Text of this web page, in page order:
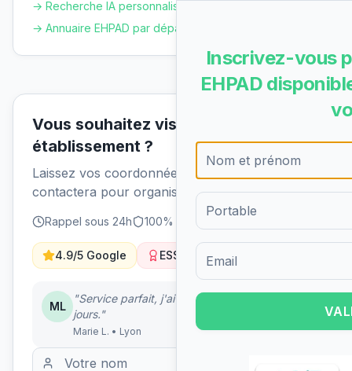
→ Recherche IA personnalisée
→ Annuaire EHPAD par département
Vous souhaitez visiter cet
établissement ?
Laissez vos coordonnées et un conseiller vous
contactera pour organiser une visite.
Rappel sous 24h 100% gratuit
4.9/5 Google ESS Solidaire
ML
"Service parfait, j'ai trouvé un EHPAD en 5
jours."
Marie L. • Lyon
Inscrivez-vous
EHPAD
Formulaire d'inscription pour